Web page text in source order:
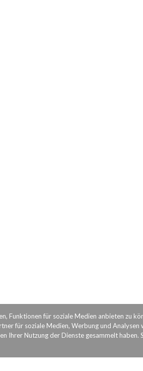
Funktionen für soziale Medien anbieten zu
für soziale Medien, Werbung und
Ihrer Nutzung der Dienste gesammelt